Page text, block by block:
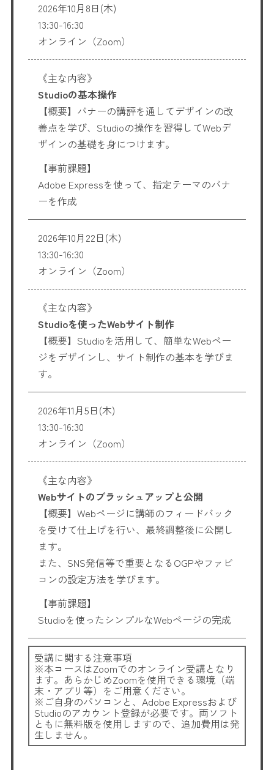
2026年10月8日(木)
13:30-16:30
オンライン（Zoom）
《主な内容》
Studioの基本操作
【概要】バナーの講評を通してデザインの改
善点を学び、Studioの操作を習得してWebデ
ザインの基礎を身につけます。
【事前課題】
Adobe Expressを使って、指定テーマのバナ
ーを作成
2026年10月22日(木)
13:30-16:30
オンライン（Zoom）
《主な内容》
Studioを使ったWebサイト制作
【概要】Studioを活用して、簡単なWebペー
ジをデザインし、サイト制作の基本を学びま
す。
2026年11月5日(木)
13:30-16:30
オンライン（Zoom）
《主な内容》
Webサイトのブラッシュアップと公開
【概要】Webページに講師のフィードバック
を受けて仕上げを行い、最終調整後に公開し
ます。
また、SNS発信等で重要となるOGPやファビ
コンの設定方法を学びます。
【事前課題】
Studioを使ったシンプルなWebページの完成
受講に関する注意事項
※本コースはZoomでのオンライン受講となり
ます。あらかじめZoomを使用できる環境（端
末・アプリ等）をご用意ください。
※ご自身のパソコンと、Adobe Expressおよび
Studioのアカウント登録が必要です。両ソフト
ともに無料版を使用しますので、追加費用は発
生しません。